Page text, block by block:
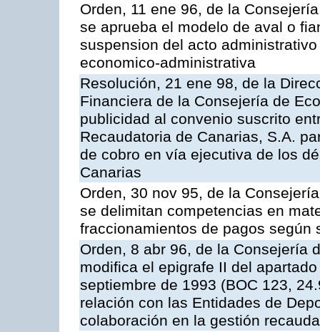
Orden, 11 ene 96, de la
se aprueba el modelo de aval o
suspension del acto
economico-administrativa
Resolución, 21 ene 98, de la
Financiera de la Consejería de
publicidad al convenio suscrito
Recaudatoria de Canarias, S.A.
de cobro en vía ejecutiva de los
Canarias
Orden, 30 nov 95, de la
se delimitan competencias en
fraccionamientos de pagos según
Orden, 8 abr 96, de la Consejería
modifica el epigrafe II del
septiembre de 1993 (BOC 123,
relación con las Entidades de
colaboración en la gestión